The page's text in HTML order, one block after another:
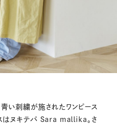
青い刺繍が施されたワンピース
はヌキテパ Sara mallika。さ